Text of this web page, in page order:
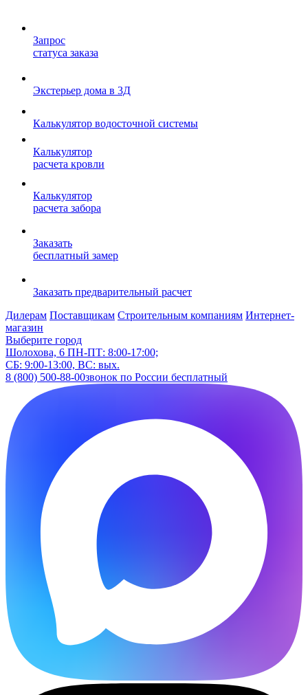
Запрос
статуса заказа
Экстерьер дома в 3Д
Калькулятор водосточной системы
Калькулятор
расчета кровли
Калькулятор
расчета забора
Заказать
бесплатный замер
Заказать предварительный расчет
Дилерам Поставщикам Строительным компаниям Интернет-
магазин
Выберите город
Шолохова, 6 ПН-ПТ: 8:00-17:00;
СБ: 9:00-13:00, ВС: вых.
8 (800) 500-88-00звонок по России бесплатный